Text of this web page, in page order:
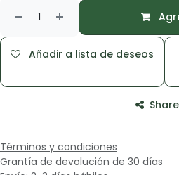
Añadir a lista de deseos
Share
Términos y condiciones
Grantía de devolución de 30 días